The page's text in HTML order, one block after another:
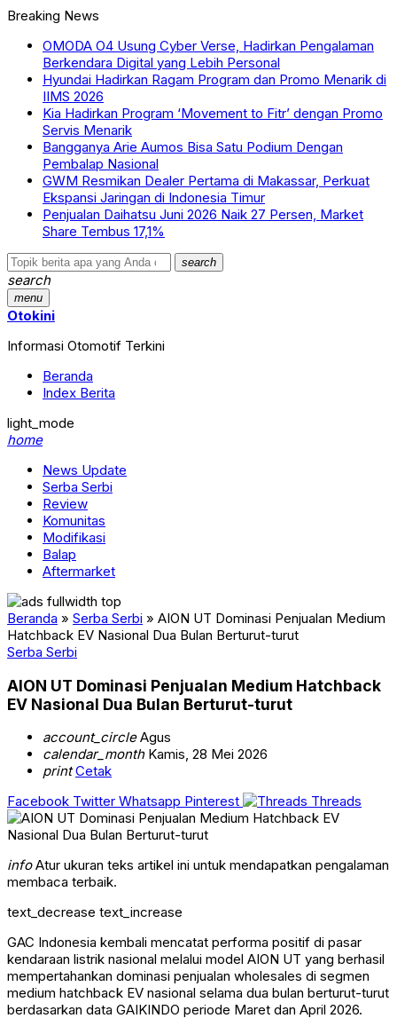
Breaking News
OMODA O4 Usung Cyber Verse, Hadirkan Pengalaman
Berkendara Digital yang Lebih Personal
Hyundai Hadirkan Ragam Program dan Promo Menarik di
IIMS 2026
Kia Hadirkan Program ‘Movement to Fitr’ dengan Promo
Servis Menarik
Bangganya Arie Aumos Bisa Satu Podium Dengan
Pembalap Nasional
GWM Resmikan Dealer Pertama di Makassar, Perkuat
Ekspansi Jaringan di Indonesia Timur
Penjualan Daihatsu Juni 2026 Naik 27 Persen, Market
Share Tembus 17,1%
search
search
menu
Otokini
Informasi Otomotif Terkini
Beranda
Index Berita
light_mode
home
News Update
Serba Serbi
Review
Komunitas
Modifikasi
Balap
Aftermarket
Beranda » Serba Serbi » AION UT Dominasi Penjualan Medium
Hatchback EV Nasional Dua Bulan Berturut-turut
Serba Serbi
AION UT Dominasi Penjualan Medium Hatchback
EV Nasional Dua Bulan Berturut-turut
account_circleAgus
calendar_monthKamis, 28 Mei 2026
print Cetak
Facebook Twitter Whatsapp Pinterest Threads
infoAtur ukuran teks artikel ini untuk mendapatkan pengalaman
membaca terbaik.
text_decrease text_increase
GAC Indonesia kembali mencatat performa positif di pasar
kendaraan listrik nasional melalui model AION UT yang berhasil
mempertahankan dominasi penjualan wholesales di segmen
medium hatchback EV nasional selama dua bulan berturut-turut
berdasarkan data GAIKINDO periode Maret dan April 2026.